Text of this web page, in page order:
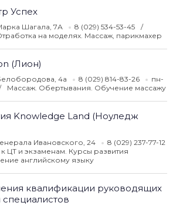
Успех
Шагала, 7А
8 (029) 534-53-45
на моделях. Массаж, парикмахер
(Лион)
4а 8 (029) 814-83-26
пн-
Массаж. Обертывания. Обучение массажу
Knowledge Land (Ноуледж
Ивановского, 24
8 (029) 237-77-12
ЦТ и экзаменам. Курсы развития
английскому языку
квалификации руководящих